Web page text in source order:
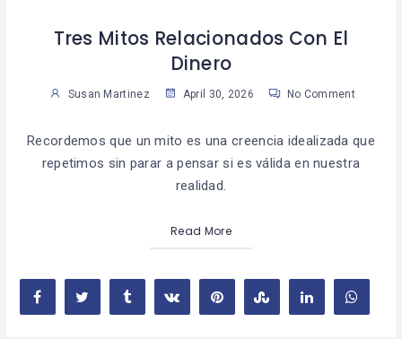
Tres Mitos Relacionados Con El
Dinero
Susan Martinez April 30, 2026 No Comment
Recordemos que un mito es una creencia idealizada que
repetimos sin parar a pensar si es válida en nuestra
realidad.
Read More